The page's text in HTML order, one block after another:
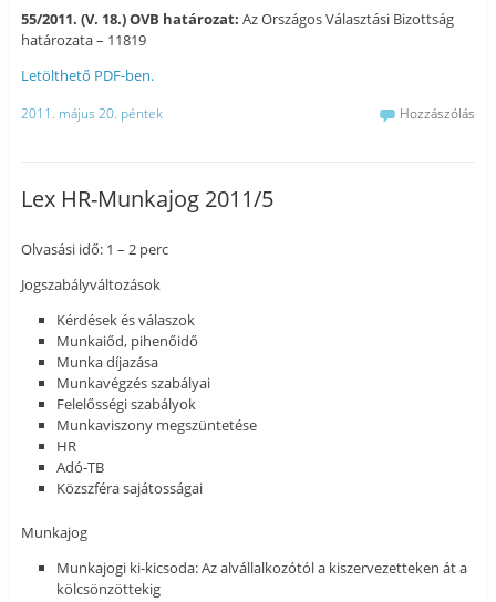
55/2011. (V. 18.) OVB határozat: Az Országos Választási Bizottság
határozata – 11819
Letölthető PDF-ben.
2011. május 20. péntek Hozzászólás
Lex HR-Munkajog 2011/5
Olvasási idő: 1 – 2 perc
Jogszabályváltozások
Kérdések és válaszok
Munkaiőd, pihenőidő
Munka díjazása
Munkavégzés szabályai
Felelősségi szabályok
Munkaviszony megszüntetése
HR
Adó-TB
Közszféra sajátosságai
Munkajog
Munkajogi ki-kicsoda: Az alvállalkozótól a kiszervezetteken át a
kölcsönzöttekig